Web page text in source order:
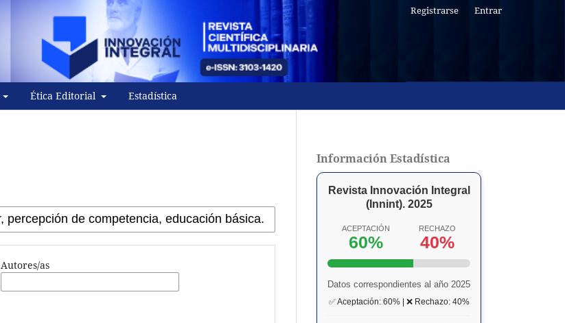
Ética Editorial Estadística
Registrarse Entrar
Autores/as
Información Estadística
Revista Innovación Integral
(Innint). 2025
ACEPTACIÓN
60%
RECHAZO
40%
Datos correspondientes al año 2025
✅ Aceptación: 60% | ❌ Rechazo: 40%